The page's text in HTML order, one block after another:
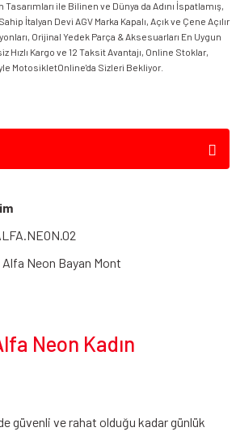
ile Bilinen ve Dünya da Adını İspatlamış,
İtalyan Devi AGV Marka Kapalı, Açık ve Çene Açılır
Orijinal Yedek Parça & Aksesuarları En Uygun
Hızlı Kargo ve 12 Taksit Avantajı, Online Stoklar,
MotosikletOnline'da Sizleri Bekliyor.
Alfa Neon Bayan Mont
Neon Kadın
güvenli ve rahat olduğu kadar günlük